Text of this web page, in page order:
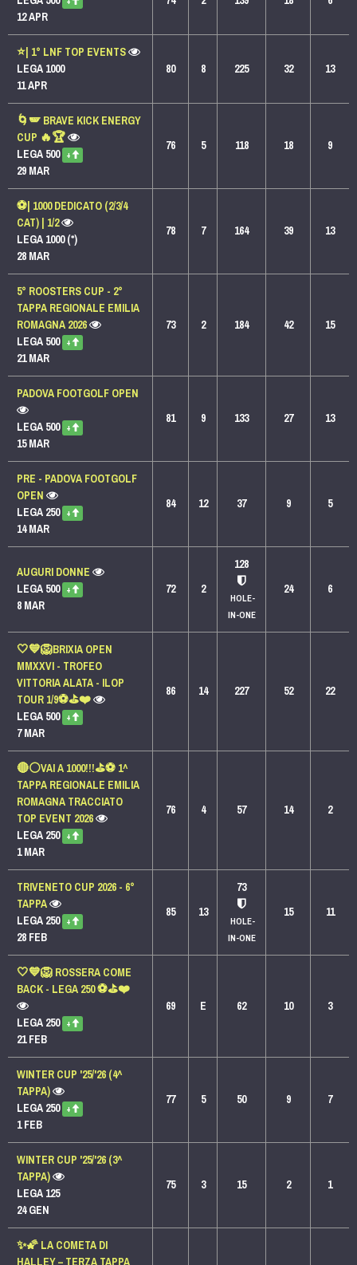
12 APR
⭐️| 1° LNF TOP EVENTS
LEGA 1000
11 APR
80 8 225 32 13
🌀🪽 BRAVE KICK ENERGY
CUP 🔥🏆
LEGA 500 +
29 MAR
76 5 118 18 9
⚽| 1000 DEDICATO (2/3/4
CAT) | 1/2
LEGA 1000 (*)
28 MAR
78 7 164 39 13
5° ROOSTERS CUP - 2°
TAPPA REGIONALE EMILIA
ROMAGNA 2026
LEGA 500 +
21 MAR
73 2 184 42 15
PADOVA FOOTGOLF OPEN
LEGA 500 +
15 MAR
81 9 133 27 13
PRE - PADOVA FOOTGOLF
OPEN
LEGA 250 +
14 MAR
84 12 37 9 5
AUGURI DONNE
LEGA 500 +
8 MAR
72 2
128
HOLE-
IN-ONE
24 6
🤍💙🦁BRIXIA OPEN
MMXXVI - TROFEO
VITTORIA ALATA - ILOP
TOUR 1/9⚽⛳❤️
LEGA 500 +
7 MAR
86 14 227 52 22
🔴⚪️VAI A 1000!!!⛳️⚽️ 1^
TAPPA REGIONALE EMILIA
ROMAGNA TRACCIATO
TOP EVENT 2026
LEGA 250 +
1 MAR
76 4 57 14 2
TRIVENETO CUP 2026 - 6°
TAPPA
LEGA 250 +
28 FEB
85 13
73
HOLE-
IN-ONE
15 11
🤍💙🦁 ROSSERA COME
BACK - LEGA 250 ⚽⛳❤️
LEGA 250 +
21 FEB
69 E 62 10 3
WINTER CUP '25/'26 (4^
TAPPA)
LEGA 250 +
1 FEB
77 5 50 9 7
WINTER CUP '25/'26 (3^
TAPPA)
LEGA 125
24 GEN
75 3 15 2 1
✨🌠 LA COMETA DI